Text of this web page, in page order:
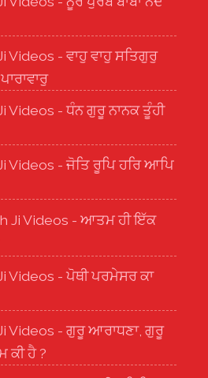
Videos - ਵਾਹੁ ਵਾਹੁ ਸਤਿਗੁਰੁ
Videos - ਧੰਨ ਗੁਰੂ ਨਾਨਕ ਤੂੰਹੀ
Videos - ਜੋਤਿ ਰੂਪਿ ਹਰਿ ਆਪਿ
Ji Videos - ਆਤਮ ਹੀ ਇੱਕ
Videos - ਪੋਥੀ ਪਰਮੇਸਰ ਕਾ
Videos - ਗੁਰੂ ਆਰਾਧਣਾ, ਗੁਰੂ
ਕੀ ਹੈ ?